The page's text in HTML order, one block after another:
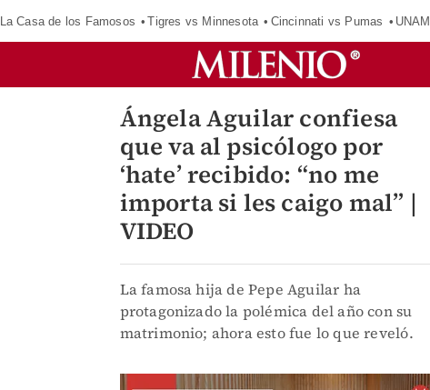
La Casa de los Famosos Tigres vs Minnesota Cincinnati vs Pumas UNAM
Ángela Aguilar confiesa
que va al psicólogo por
‘hate’ recibido: “no me
importa si les caigo mal” |
VIDEO
La famosa hija de Pepe Aguilar ha
protagonizado la polémica del año con su
matrimonio; ahora esto fue lo que reveló.